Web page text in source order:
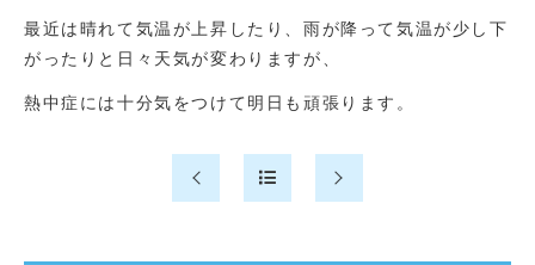
最近は晴れて気温が上昇したり、雨が降って気温が少し下
がったりと日々天気が変わりますが、
熱中症には十分気をつけて明日も頑張ります。